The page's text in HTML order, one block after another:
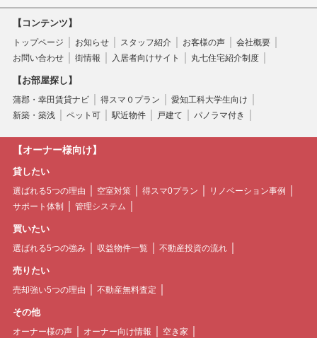
【コンテンツ】
トップページ お知らせ スタッフ紹介 お客様の声
会社概要
お問い合わせ
街情報 入居者向けサイト 丸七住宅紹介制度
【お部屋探し】
蒲郡・幸田賃貸ナビ 得スマ０プラン
愛知工科大学生向け
新築・築浅
ペット可 駅近物件 戸建て パノラマ付き
【オーナー様向け】
貸したい
選ばれる5つの理由 空室対策 得スマ0プラン
リノベーション事例
サポート体制
管理システム
買いたい
選ばれる5つの強み 収益物件一覧 不動産投資の流れ
売りたい
売却強い5つの理由 不動産無料査定
その他
オーナー様の声 オーナー向け情報 空き家